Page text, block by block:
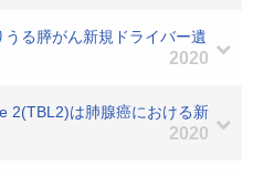
る膵がん新規ドライバー遺
2020
2(TBL2)は肺腺癌における新
2020